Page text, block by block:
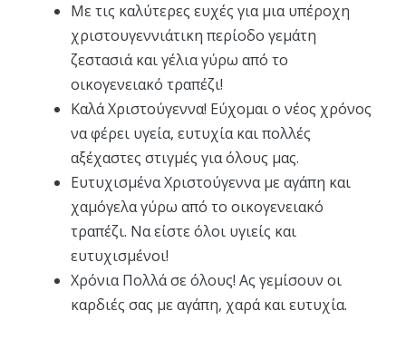
Με τις καλύτερες ευχές για μια υπέροχη
χριστουγεννιάτικη περίοδο γεμάτη
ζεστασιά και γέλια γύρω από το
οικογενειακό τραπέζι!
Καλά Χριστούγεννα! Εύχομαι ο νέος χρόνος
να φέρει υγεία, ευτυχία και πολλές
αξέχαστες στιγμές για όλους μας.
Ευτυχισμένα Χριστούγεννα με αγάπη και
χαμόγελα γύρω από το οικογενειακό
τραπέζι. Να είστε όλοι υγιείς και
ευτυχισμένοι!
Χρόνια Πολλά σε όλους! Ας γεμίσουν οι
καρδιές σας με αγάπη, χαρά και ευτυχία.